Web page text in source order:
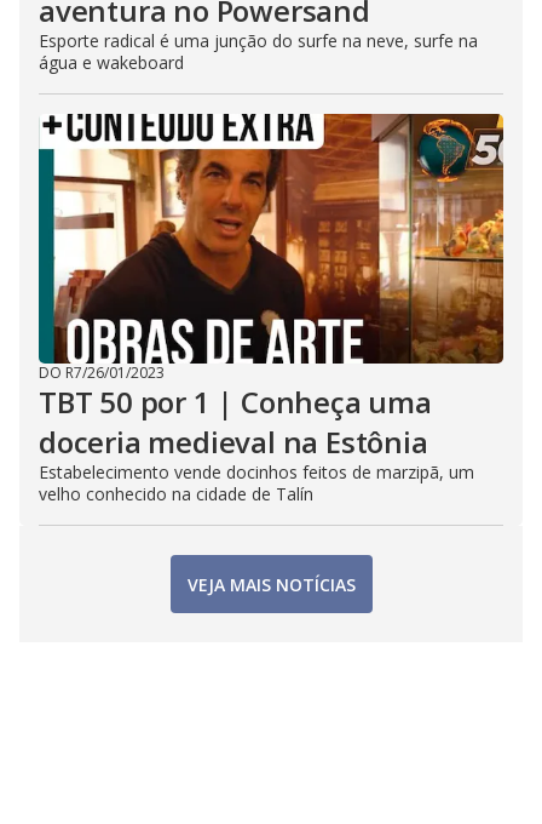
aventura no Powersand
Esporte radical é uma junção do surfe na neve, surfe na
água e wakeboard
DO R7/26/01/2023
TBT 50 por 1 | Conheça uma
doceria medieval na Estônia
Estabelecimento vende docinhos feitos de marzipã, um
velho conhecido na cidade de Talín
VEJA MAIS NOTÍCIAS